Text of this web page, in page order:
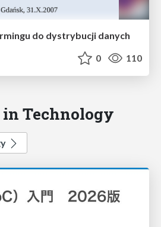
do dystrybucji danych
0 110
in Technology